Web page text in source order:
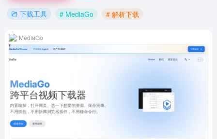
下载工具 # MediaGo # 解析下载
MediaGo